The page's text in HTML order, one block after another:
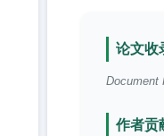
论文收
Document
作者贡